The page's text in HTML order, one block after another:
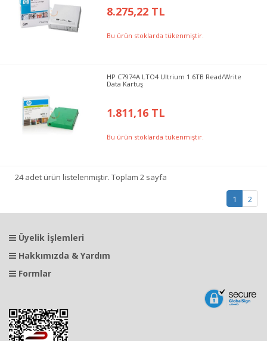
8.275,22 TL
Bu ürün stoklarda tükenmiştir.
HP C7974A LTO4 Ultrium 1.6TB Read/Write
Data Kartuş
1.811,16 TL
Bu ürün stoklarda tükenmiştir.
24 adet ürün listelenmiştir. Toplam 2 sayfa
1 2
Üyelik İşlemleri
Hakkımızda & Yardım
Formlar